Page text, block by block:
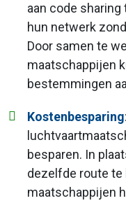
aan code sharing
hun netwerk
Door samen te
maatschappijen
bestemmingen
Kostenbesparing
besparen. In
dezelfde route te
maatschappijen